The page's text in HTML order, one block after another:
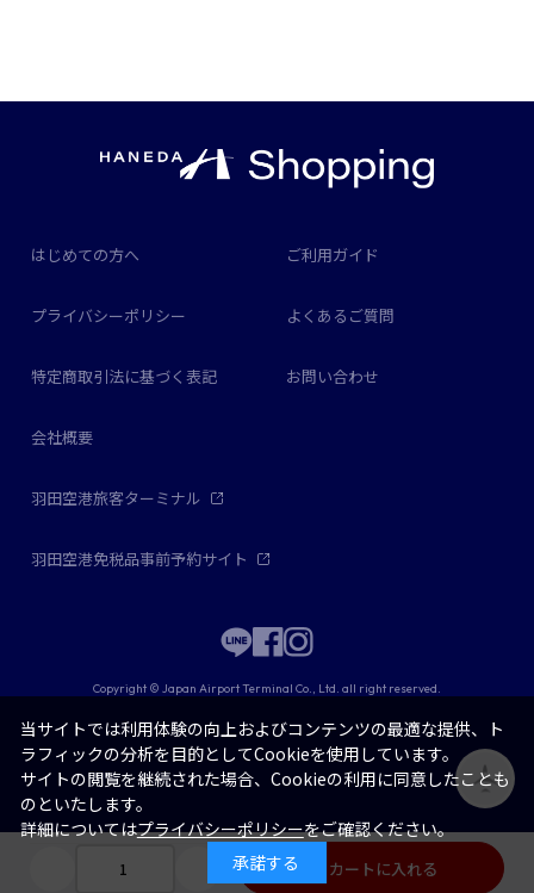
カートに入れる
はじめての方へ ご利用ガイド
プライバシーポリシー よくあるご質問
特定商取引法に基づく表記 お問い合わせ
会社概要
羽田空港旅客ターミナル
羽田空港免税品事前予約サイト
Copyright © Japan Airport Terminal Co., Ltd. all right reserved.
当サイトでは利用体験の向上およびコンテンツの最適な提供、ト
ラフィックの分析を目的としてCookieを使用しています。
サイトの閲覧を継続された場合、Cookieの利用に同意したことも
のといたします。
詳細についてはプライバシーポリシーをご確認ください。
承諾する